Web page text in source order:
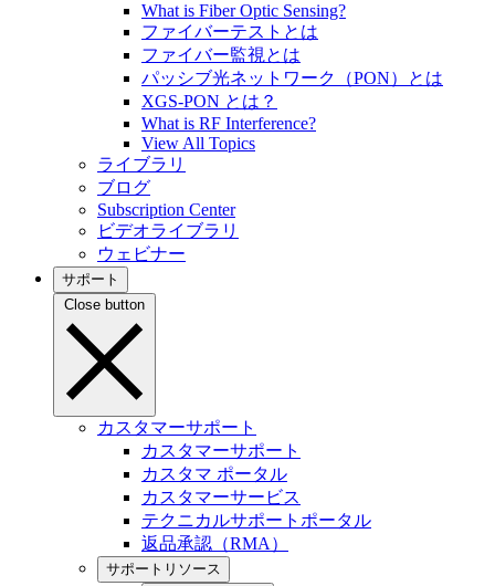
What is Fiber Optic Sensing?
ファイバーテストとは
ファイバー監視とは
パッシブ光ネットワーク（PON）とは
XGS-PON とは？
What is RF Interference?
View All Topics
ライブラリ
ブログ
Subscription Center
ビデオライブラリ
ウェビナー
サポート
Close button
カスタマーサポート
カスタマーサポート
カスタマ ポータル
カスタマーサービス
テクニカルサポートポータル
返品承認（RMA）
サポートリソース